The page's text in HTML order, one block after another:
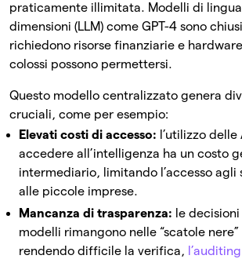
praticamente illimitata. Modelli di
dimensioni (LLM) come GPT-4 sono
richiedono risorse finanziarie e
colossi possono permettersi.
Questo modello centralizzato genera
cruciali, come per esempio:
Elevati costi di accesso: l’utilizzo delle
accedere all’intelligenza ha un costo
intermediario, limitando l’accesso agli
alle piccole imprese.
Mancanza di trasparenza: le
modelli rimangono nelle “scatole
rendendo difficile la verifica, l’auditing